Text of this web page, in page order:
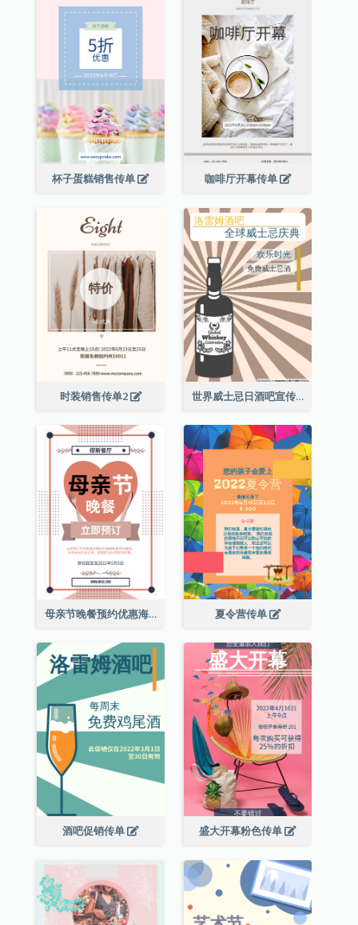
杯子蛋糕销售传单 咖啡厅开幕传单
时装销售传单2 世界威士忌日酒吧宣传传单
母亲节晚餐预约优惠海报 夏令营传单
酒吧促销传单 盛大开幕粉色传单